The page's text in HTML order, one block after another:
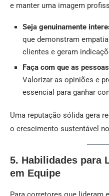
e manter uma imagem
Seja genuinamente
que demonstram
clientes e geram
Faça com que as
Valorizar as opiniões e
essencial para ganhar
Uma reputação sólida gera
o crescimento sustentável
5. Habilidades para
em Equipe